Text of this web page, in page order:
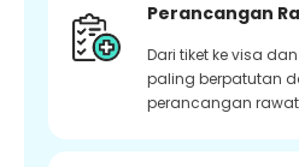
Perancangan
Dari tiket ke visa
paling berpatutan
perancangan